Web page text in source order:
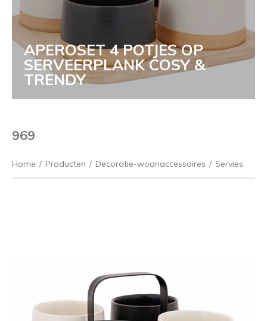
APEROSET 4 POTJES OP
SERVEERPLANK COSY &
TRENDY
969
Home / Producten / Decoratie-woonaccessoires / Servies